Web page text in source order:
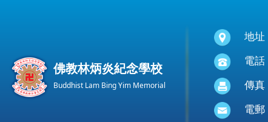
佛教林炳炎紀念學校
Buddhist Lam Bing Yim Memorial
地址
電
傳
電郵